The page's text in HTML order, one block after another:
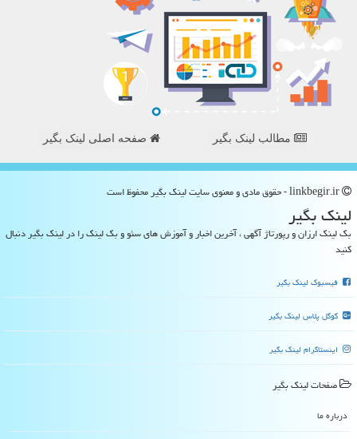
مطالب لینک بگیر صفحه اصلی لینک بگیر
لینك بگیر
بک لینک ارزان و رپورتاژ آگهی ، آخرین اخبار و آموزش های سئو و بک لینک را در لینک بگیر دنبال
کنید
فیسبوک لینک بگیر
گوگل پلاس لینک بگیر
اینستاگرام لینک بگیر
صفحات لینك بگیر
درباره ما